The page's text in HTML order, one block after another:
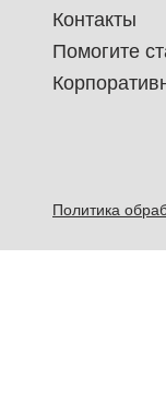
Контакты
Помогите
Политика